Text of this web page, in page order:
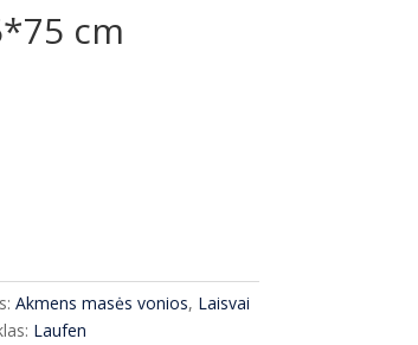
cm
Akmens masės vonios, Laisvai
Laufen